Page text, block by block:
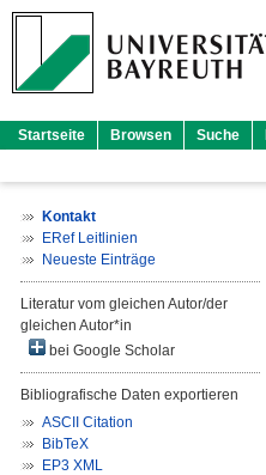
Startseite Browsen Suche
Kontakt
ERef Leitlinien
Neueste Einträge
Literatur vom gleichen Autor/der
gleichen Autor*in
bei Google Scholar
Bibliografische Daten exportieren
ASCII Citation
BibTeX
EP3 XML